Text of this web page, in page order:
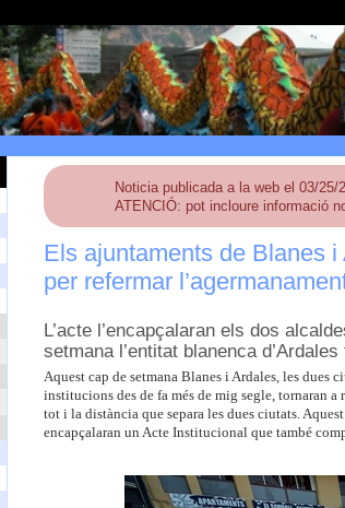
Noticia publicada a la web el 03/25/
ATENCIÓ: pot incloure informació
Els ajuntaments de Blanes
per refermar
L’acte l’encapçalaran els dos
setmana l’entitat blanenca
Aquest cap de setmana Blanes i Ardales, les dues
institucions des de fa més de mig segle, tornaran
tot i la distància que separa les dues ciutats.
encapçalaran un Acte Institucional que també